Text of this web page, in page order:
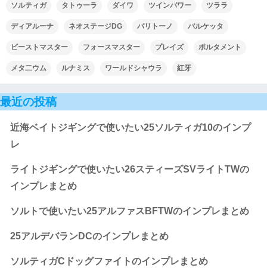
ソルティガ タトゥーラ ダイワ ツインパワー ツララ
ディアルーナ ネオステージDG バリトーノ バルケッタ
ビーストマスター フォースマスター プレイズ ポルタメント
メタ二ウム ルナミス ワールドシャウラ 紅牙
最近の投稿
近海ベイトジギングで使いたい25ソルティガ10のインプ
レ
ライトジギングで使いたい26スティーズSVライトTWの
インプレまとめ
ソルトで使いたい25アルファスBFTWのインプレまとめ
25アルデバランDCのインプレまとめ
ソルティガCドッグファイトのインプレまとめ